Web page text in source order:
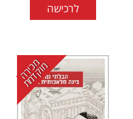
לרכישה
מ
כ
י
ר
ה
מ
ו
ק
ד
מ
ת